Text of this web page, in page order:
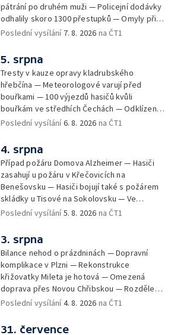
pátrání po druhém muži — Policejní dodávky
odhalily skoro 1300 přestupků — Omyly při
nouzovém volání o pomoc — Hradec Králové
rekord v hromadném seskoku parašutistů —
Chovné rybníky na Českolipsku pustoší
vydry — Instalace nové sochy v Mariánských
Lázních — Sedmiletý trest za dotační
podvod s projektem Technologického parku
v Písku — Dětský tábor na Brutal Assault —
Turistická trasa Svatojánské proudy zůstává
— Cestování za pozorováním noční oblohy
Poslední vysílání 7. 8. 2026 na ČT1
5. srpna
Tresty v kauze opravy kladrubského
hřebčína — Meteorologové varují před
bouřkami — 100 výjezdů hasičů kvůli
bouřkám ve středhích Čechách — Odklízení
škod po bouřkách — Hasiči likvidovali
Václavském náměstí — Necelý kilometr řeky
Otavy u šumavského Annína je téměř bez
vody — Pátrání po dvou mužích na jezeře
Most — Tábor pro děti odsouzených — Tábor
pomáhá dětem orientovat se na trhu práce
— Začal festival Brutal Assault — Cyklysta
spadl v Karlvoych Varech do řeky —
pastí na hmyz se chytají ptáci
Poslední vysílání6. 8. 2026 na ČT1
4. srpna
Případ požáru Domova Alzheimer — Hasiči
zasahují u požáru v Křečovicích na
Benešovsku — Hasiči bojují také s požárem
skládky u Tisové na Sokolovsku — Ve
Strážnici na Hodonínsku padl další teplotní
zřítil strop — Požár lesa u šumavských
Nezdic — Modernizace úseku dálnice D8 —
Ocenění pro řidiče za záchranu ženy —
Skončily lhůty pro podání volebních listin —
Tři případy utonutí na jihu Čech — Na řece
Orlici nelze plout kvůli demolici mostu —
Čištění Karlova mostu — Porušování pravidel
borůvek na Šumavě — Revitalizovaný rybník
Poslední vysílání5. 8. 2026 na ČT1
3. srpna
Bilance nehod o prázdninách — Dopravní
komplikace v Plzni — Rekonstrukce
křižovatky Mileta je hotová — Omezená
doprava přes Novou Chřibskou — Rozdělení
peněz ušetřených za rekultivace — Světový
Příbramsku hořel les — Na Novoborsku
Poslední vysílání4. 8. 2026 na ČT1
31. července